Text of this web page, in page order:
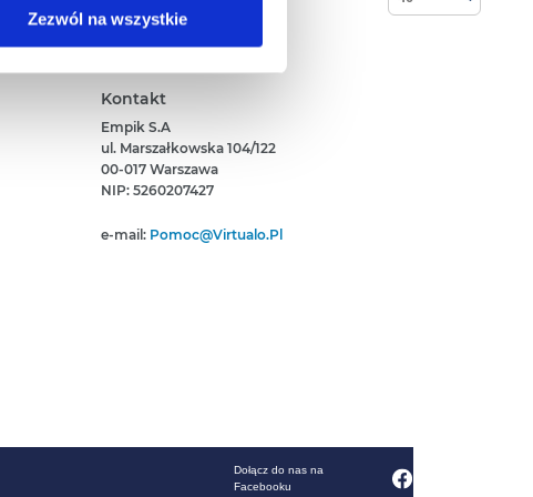
Zezwól na wszystkie
Kontakt
Empik S.A
ul. Marszałkowska 104/122
00-017 Warszawa
NIP: 5260207427
e-mail: Pomoc@virtualo.pl
Dołącz do nas na
Facebooku